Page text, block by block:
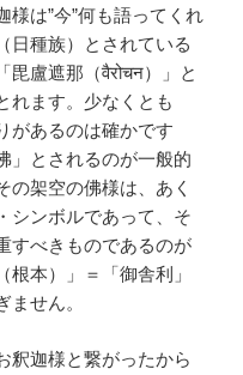
は”今”何も語ってくれ
日種族）とされている
毘盧遮那（वैरोचन）」と
れます。少なくとも
があるのは確かです
」とされるのが一般的
の架空の佛様は、あく
シンボルであって、そ
すべきものであるのが
本）」＝「御舎利」
せん。
釈迦様と繋がったから